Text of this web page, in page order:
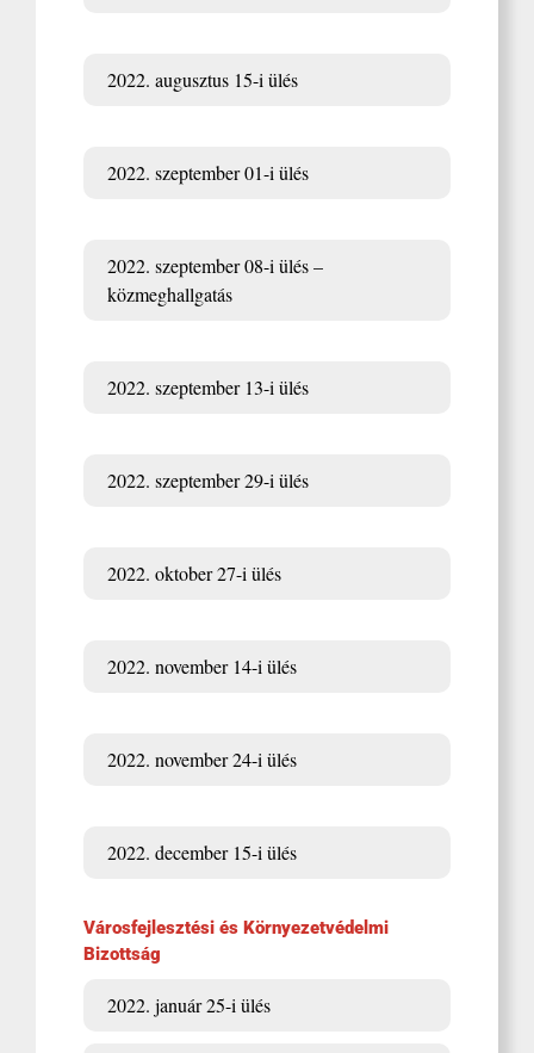
2022. augusztus 15-i ülés
2022. szeptember 01-i ülés
2022. szeptember 08-i ülés –
közmeghallgatás
2022. szeptember 13-i ülés
2022. szeptember 29-i ülés
2022. oktober 27-i ülés
2022. november 14-i ülés
2022. november 24-i ülés
2022. december 15-i ülés
Városfejlesztési és Környezetvédelmi
Bizottság
2022. január 25-i ülés